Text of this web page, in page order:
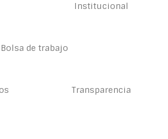
Institucional
Bolsa de trabajo
Transparencia